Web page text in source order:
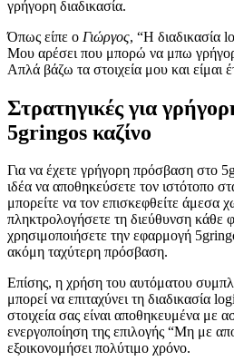
γρήγορη διαδικασία.
Όπως είπε ο Γιώργος, “Η διαδικασία
Μου αρέσει που μπορώ να μπω
Απλά βάζω τα στοιχεία μου και είμαι
Στρατηγικές για
5gringos καζίνο
Για να έχετε γρήγορη πρόσβαση στο
ιδέα να αποθηκεύσετε τον ιστότοπο
μπορείτε να τον επισκεφθείτε άμεσα
πληκτρολογήσετε τη διεύθυνση κάθε
χρησιμοποιήσετε την εφαρμογή
ακόμη ταχύτερη πρόσβαση.
Επίσης, η χρήση του αυτόματου
μπορεί να επιταχύνει τη διαδικασία
στοιχεία σας είναι αποθηκευμένα με
ενεργοποίηση της επιλογής “Μη με
εξοικονομήσει πολύτιμο χρόνο.